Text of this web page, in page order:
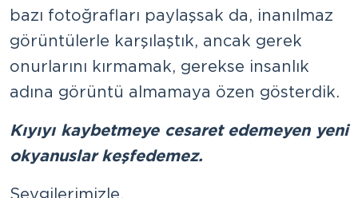
bazı fotoğrafları paylaşsak da, inanılmaz
görüntülerle karşılaştık, ancak gerek
onurlarını kırmamak, gerekse insanlık
adına görüntü almamaya özen gösterdik.
Kıyıyı kaybetmeye cesaret edemeyen yeni
okyanuslar keşfedemez.
Sevgilerimizle,